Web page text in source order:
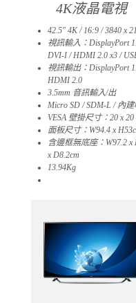
4K液晶電視
42.5″ 4K / 16:9 / 3840 x
視訊輸入：DisplayPort
DVI-I / HDMI 2.0 x3 /
視訊輸出：DisplayPort
HDMI 2.0
3.5mm 音訊輸入/出
Micro SD / SDM-L / 內
VESA 壁掛尺寸：20 x 20
面板尺寸：W94.4 x
含邊框無底座：W97.2 x
x D8.2cm
13.94Kg